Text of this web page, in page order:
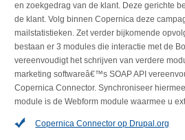
en zoekgedrag van de klant. Deze gerichte
de klant. Volg binnen Copernica deze
mailstatistieken. Zet verder bijkomende
bestaan er 3 modules die interactie met de
vereenvoudigt het schrijven van verdere
marketing softwareâ€™s SOAP API
Copernica Connector. Synchroniseer
module is de Webform module waarmee u
Copernica Connector op Drupal.org